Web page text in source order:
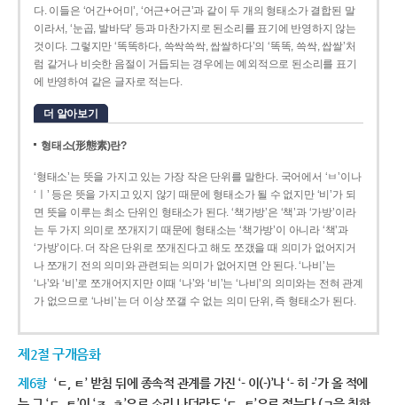
다. 이들은 ‘어간+어미’, ‘어근+어근’과 같이 두 개의 형태소가 결합된 말
이라서, ‘눈곱, 발바닥’ 등과 마찬가지로 된소리를 표기에 반영하지 않는
것이다. 그렇지만 ‘똑똑하다, 쓱싹쓱싹, 쌉쌀하다’의 ‘똑똑, 쓱싹, 쌉쌀’처
럼 같거나 비슷한 음절이 거듭되는 경우에는 예외적으로 된소리를 표기
에 반영하여 같은 글자로 적는다.
더 알아보기
형태소(形態素)란?
‘형태소’는 뜻을 가지고 있는 가장 작은 단위를 말한다. 국어에서 ‘ㅂ’이나
‘ㅣ’ 등은 뜻을 가지고 있지 않기 때문에 형태소가 될 수 없지만 ‘비’가 되
면 뜻을 이루는 최소 단위인 형태소가 된다. ‘책가방’은 ‘책’과 ‘가방’이라
는 두 가지 의미로 쪼개지기 때문에 형태소는 ‘책가방’이 아니라 ‘책’과
‘가방’이다. 더 작은 단위로 쪼개진다고 해도 쪼갰을 때 의미가 없어지거
나 쪼개기 전의 의미와 관련되는 의미가 없어지면 안 된다. ‘나비’는
‘나’와 ‘비’로 쪼개어지지만 이때 ‘나’와 ‘비’는 ‘나비’의 의미와는 전혀 관계
가 없으므로 ‘나비’는 더 이상 쪼갤 수 없는 의미 단위, 즉 형태소가 된다.
제2절 구개음화
제6항 ‘ㄷ, ㅌ’ 받침 뒤에 종속적 관계를 가진 ‘- 이(-)’나 ‘- 히 -’가 올 적에